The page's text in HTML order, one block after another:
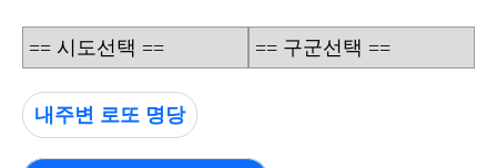
== 시도선택 == == 구군선택 ==
내주변 로또 명당